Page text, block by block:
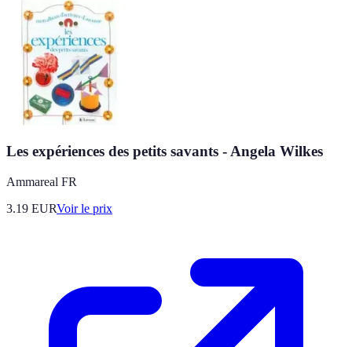
Les expériences des petits savants - Angela Wilkes
Ammareal FR
3.19 EURVoir le prix